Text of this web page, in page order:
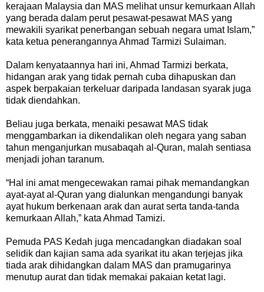
kerajaan Malaysia dan MAS melihat unsur kemurkaan Allah
yang berada dalam perut pesawat-pesawat MAS yang
mewakili syarikat penerbangan sebuah negara umat Islam,”
kata ketua penerangannya Ahmad Tarmizi Sulaiman.
Dalam kenyataannya hari ini, Ahmad Tarmizi berkata,
hidangan arak yang tidak pernah cuba dihapuskan dan
aspek berpakaian terkeluar daripada landasan syarak juga
tidak diendahkan.
Beliau juga berkata, menaiki pesawat MAS tidak
menggambarkan ia dikendalikan oleh negara yang saban
tahun menganjurkan musabaqah al-Quran, malah sentiasa
menjadi johan taranum.
“Hal ini amat mengecewakan ramai pihak memandangkan
ayat-ayat al-Quran yang dialunkan mengandungi banyak
ayat hukum berkenaan arak dan aurat serta tanda-tanda
kemurkaan Allah,” kata Ahmad Tamizi.
Pemuda PAS Kedah juga mencadangkan diadakan soal
selidik dan kajian sama ada syarikat itu akan terjejas jika
tiada arak dihidangkan dalam MAS dan pramugarinya
menutup aurat dan tidak memakai pakaian ketat lagi.